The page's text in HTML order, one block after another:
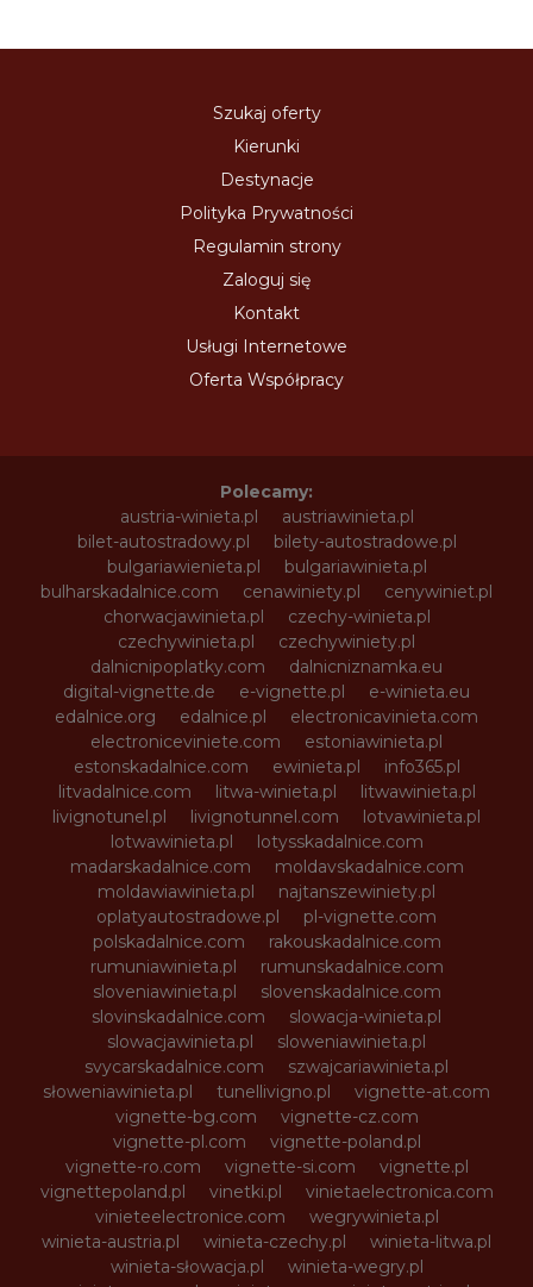
Szukaj oferty
Kierunki
Destynacje
Polityka Prywatności
Regulamin strony
Zaloguj się
Kontakt
Usługi Internetowe
Oferta Współpracy
Polecamy:
austria-winieta.pl
austriawinieta.pl
bilet-autostradowy.pl
bilety-autostradowe.pl
bulgariawienieta.pl
bulgariawinieta.pl
bulharskadalnice.com
cenawiniety.pl
cenywiniet.pl
chorwacjawinieta.pl
czechy-winieta.pl
czechywinieta.pl
czechywiniety.pl
dalnicnipoplatky.com
dalnicniznamka.eu
digital-vignette.de
e-vignette.pl
e-winieta.eu
edalnice.org
edalnice.pl
electronicavinieta.com
electroniceviniete.com
estoniawinieta.pl
estonskadalnice.com
ewinieta.pl
info365.pl
litvadalnice.com
litwa-winieta.pl
litwawinieta.pl
livignotunel.pl
livignotunnel.com
lotvawinieta.pl
lotwawinieta.pl
lotysskadalnice.com
madarskadalnice.com
moldavskadalnice.com
moldawiawinieta.pl
najtanszewiniety.pl
oplatyautostradowe.pl
pl-vignette.com
polskadalnice.com
rakouskadalnice.com
rumuniawinieta.pl
rumunskadalnice.com
sloveniawinieta.pl
slovenskadalnice.com
slovinskadalnice.com
slowacja-winieta.pl
slowacjawinieta.pl
sloweniawinieta.pl
svycarskadalnice.com
szwajcariawinieta.pl
słoweniawinieta.pl
tunellivigno.pl
vignette-at.com
vignette-bg.com
vignette-cz.com
vignette-pl.com
vignette-poland.pl
vignette-ro.com
vignette-si.com
vignette.pl
vignettepoland.pl
vinetki.pl
vinietaelectronica.com
vinieteelectronice.com
wegrywinieta.pl
winieta-austria.pl
winieta-czechy.pl
winieta-litwa.pl
winieta-słowacja.pl
winieta-wegry.pl